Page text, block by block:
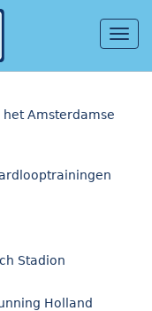
Amsterdamse
Stadion
Holland